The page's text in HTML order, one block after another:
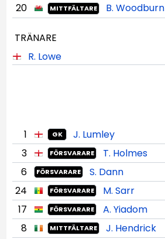
20 MITTFÄLTARE B. Woodburn
TRÄNARE
R. Lowe
1 GK
J. Lumley
3
FÖRSVARARE T. Holmes
6 FÖRSVARARE S. Dann
24 FÖRSVARARE M. Sarr
17 FÖRSVARARE
A. Yiadom
8
MITTFÄLTARE
J. Hendrick